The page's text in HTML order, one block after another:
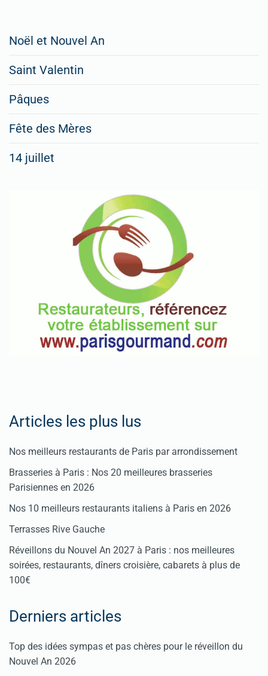
rubriques
Spéciales
Fêtes
Pour
enregistrer
votre
restaurant
Noël et Nouvel An
Saint Valentin
Pâques
Fête des Mères
14 juillet
Articles les plus lus
Nos meilleurs restaurants de Paris par arrondissement
Brasseries à Paris : Nos 20 meilleures brasseries
Parisiennes en 2026
Nos 10 meilleurs restaurants italiens à Paris en 2026
Terrasses Rive Gauche
Réveillons du Nouvel An 2027 à Paris : nos meilleures
soirées, restaurants, dîners croisière, cabarets à plus de
100€
Derniers articles
Top des idées sympas et pas chères pour le réveillon du
Nouvel An 2026